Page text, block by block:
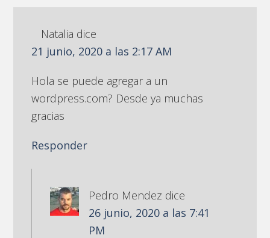
Natalia dice
21 junio, 2020 a las 2:17 AM
Hola se puede agregar a un
wordpress.com? Desde ya muchas
gracias
Responder
Pedro Mendez dice
26 junio, 2020 a las 7:41
PM